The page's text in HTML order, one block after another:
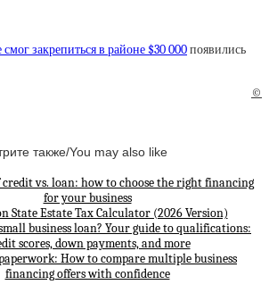
закрепиться в районе $30 000появились
©
также/You may also like
credit vs. loan: how to choose the right financing
for your business
State Estate Tax Calculator (2026 Version)
business loan? Your guide to qualifications:
scores, down payments, and more
How to compare multiple business
financing offers with confidence